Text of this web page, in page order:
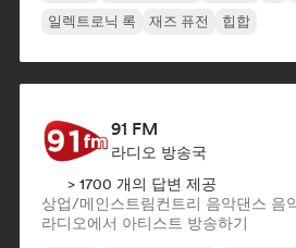
일렉트로닉 록
재즈 퓨전 힙합
91 FM
라디오 방송국
> 1700 개의 답변 제공
상업/메인스트림컨트리 음악댄스 음
라디오에서 아티스트 방송하기